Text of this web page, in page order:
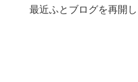
最近ふとブログを再開し